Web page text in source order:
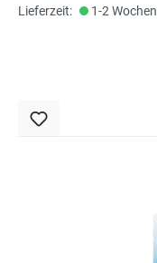
Lieferzeit:
1-2 Wochen